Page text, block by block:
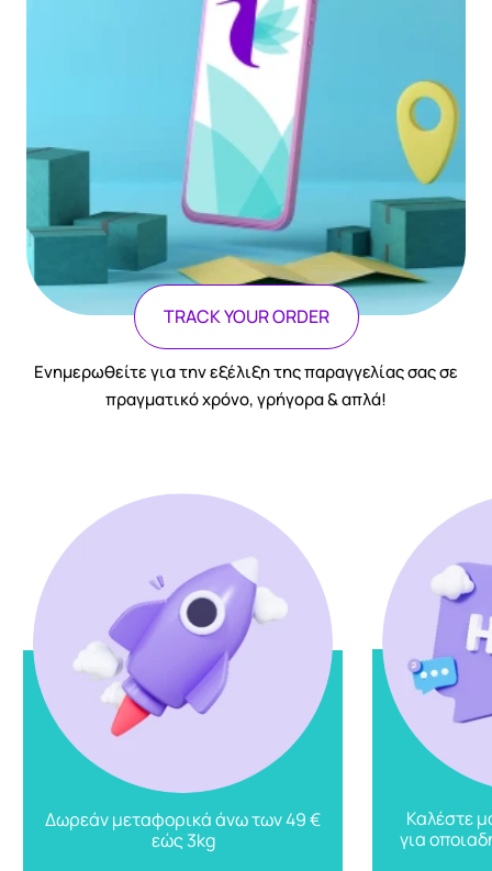
TRACK YOUR ORDER
Ενημερωθείτε για την εξέλιξη της παραγγελίας σας σε
πραγματικό χρόνο, γρήγορα & απλά!
Δωρεάν μεταφορικά άνω των 49 €
εώς 3kg
Καλέστε
για